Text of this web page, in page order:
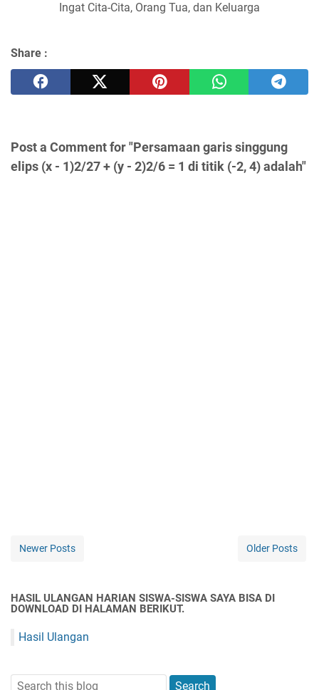
Ingat Cita-Cita, Orang Tua, dan Keluarga
Share :
Post a Comment for "Persamaan garis singgung
elips (x - 1)2/27 + (y - 2)2/6 = 1 di titik (-2, 4) adalah"
Newer Posts Older Posts
HASIL ULANGAN HARIAN SISWA-SISWA SAYA BISA DI
DOWNLOAD DI HALAMAN BERIKUT.
Hasil Ulangan